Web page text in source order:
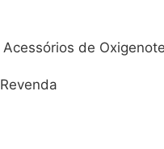
Acessórios de
Revenda